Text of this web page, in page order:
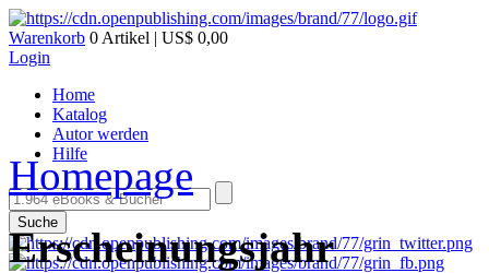
Warenkorb 0 Artikel | US$ 0,00
Login
Home
Katalog
Autor werden
Hilfe
Suche
Homepage
Erscheinungsjahr